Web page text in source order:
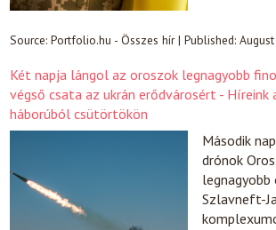
Source:Portfolio.hu - Összes hír|Published:
Két napja lángol az oroszok legnagyobb
végső csata az ukrán erődvárosért - Híreink
háborúból csütörtökön
Második
drónok
Szlavneft-